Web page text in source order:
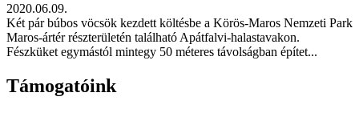
2020.06.09.
Két pár búbos vöcsök kezdett költésbe a Körös-Maros Nemzeti Park
Maros-ártér részterületén található Apátfalvi-halastavakon.
Fészküket egymástól mintegy 50 méteres távolságban építet...
Támogatóink